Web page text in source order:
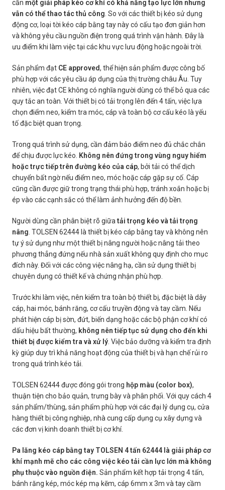
cần một giải pháp kéo cơ khí có khả năng tạo lực lớn nhưng
vẫn có thể thao tác thủ công . So với các thiết bị kéo sử dụng
động cơ, loại tời kéo cáp bằng tay này có cấu tạo đơn giản hơn
và không yêu cầu nguồn điện trong quá trình vận hành. Đây là
ưu điểm khi làm việc tại các khu vực lưu động hoặc ngoài trời.
Sản phẩm đạt CE approved, thể hiện sản phẩm được công bố
phù hợp với các yêu cầu áp dụng của thị trường châu Âu. Tuy
nhiên, việc đạt CE không có nghĩa người dùng có thể bỏ qua các
quy tắc an toàn. Với thiết bị có tải trọng lên đến 4 tấn, việc lựa
chọn điểm neo, kiểm tra móc, cáp và toàn bộ cơ cấu kéo là yếu
tố đặc biệt quan trọng.
Trong quá trình sử dụng, cần đảm bảo điểm neo đủ chắc chắn
để chịu được lực kéo. Không nên đứng trong vùng nguy hiểm
hoặc trực tiếp trên đường kéo của cáp, bởi tải có thể dịch
chuyển bất ngờ nếu điểm neo, móc hoặc cáp gặp sự cố. Cáp
cũng cần được giữ trong trạng thái phù hợp, tránh xoắn hoặc bị
ép vào các cạnh sắc có thể làm ảnh hưởng đến độ bền.
Người dùng cần phân biệt rõ giữatải trọng kéo và tải trọng
nâng . TOLSEN 62444 là thiết bị kéo cáp bằng tay và không nên
tự ý sử dụng như một thiết bị nâng người hoặc nâng tải theo
phương thẳng đứng nếu nhà sản xuất không quy định cho mục
đích này. Đối với các công việc nâng hạ, cần sử dụng thiết bị
chuyên dụng có thiết kế và chứng nhận phù hợp.
Trước khi làm việc, nên kiểm tra toàn bộ thiết bị, đặc biệt là dây
cáp, hai móc, bánh răng, cơ cấu truyền động và tay cầm. Nếu
phát hiện cáp bị sờn, đứt, biến dạng hoặc các bộ phận cơ khí có
dấu hiệu bất thường, không nên tiếp tục sử dụng cho đến khi
thiết bị được kiểm tra và xử lý . Việc bảo dưỡng và kiểm tra định
kỳ giúp duy trì khả năng hoạt động của thiết bị và hạn chế rủi ro
trong quá trình kéo tải.
TOLSEN 62444 được đóng gói trong hộp màu (color box),
thuận tiện cho bảo quản, trưng bày và phân phối. Với quy cách 4
sản phẩm/thùng, sản phẩm phù hợp với các đại lý dụng cụ, cửa
hàng thiết bị công nghiệp, nhà cung cấp dụng cụ xây dựng và
các đơn vị kinh doanh thiết bị cơ khí.
Pa lăng kéo cáp bằng tay TOLSEN 4 tấn 62444 là giải pháp cơ
khí mạnh mẽ cho các công việc kéo tải cần lực lớn mà không
phụ thuộc vào nguồn điện. Sản phẩm kết hợp tải trọng 4 tấn,
bánh răng kép, móc kép mạ kẽm, cáp 6mm x 3m và tay cầm